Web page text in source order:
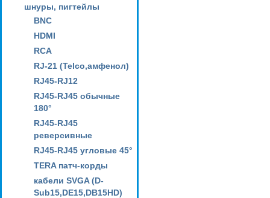
шнуры, пигтейлы
BNC
HDMI
RCA
RJ-21 (Telco,амфенол)
RJ45-RJ12
RJ45-RJ45 обычные
180°
RJ45-RJ45
реверсивные
RJ45-RJ45 угловые 45°
TERA патч-корды
кабели SVGA (D-
Sub15,DE15,DB15HD)